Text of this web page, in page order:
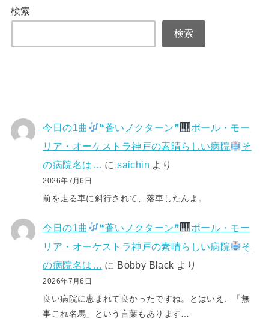
検索
検索
今日の1曲 ❝蒼いノクターン❞
ポール・モー
リア・オーケストラ神戸の素晴らしい病院
そ
の病院名は… にsaichin より
2026年7月6日
前を走る車に斜行されて、落車したんよ。
今日の1曲 ❝蒼いノクターン❞
ポール・モー
リア・オーケストラ神戸の素晴らしい病院
そ
の病院名は… に Bobby Black より
2026年7月6日
良い病院に恵まれて良かったですね。とはいえ、「無
事これ名馬」という言葉もあります…